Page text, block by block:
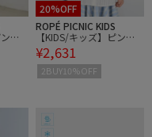
タ
20%OFF
ROPÉ PICNIC KIDS
【KIDS/キッズ】ピンタ
ックギャザーブラウス
¥2,631
2BUY10%OFF